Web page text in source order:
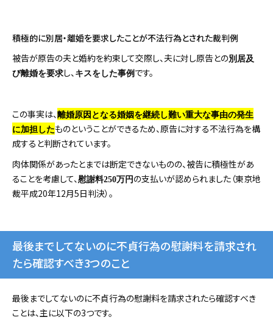
積極的に別居・離婚を要求したことが不法行為とされた裁判例
被告が原告の夫と婚約を約束して交際し、夫に対し原告との別居及
び離婚を要求し、 キスをした事例 です。
この事実は、離婚原因となる婚姻を継続し難い重大な事由の発生
に加担したものということができるため、原告に対する不法行為を構
成すると判断されています。
肉体関係があったとまでは断定できないものの、被告に積極性があ
ることを考慮して、慰謝料250万円 の支払いが認められました（東京地
裁平成20年12月5日判決）。
最後までしてないのに不貞行為の慰謝料を請求され
たら確認すべき3つのこと
最後までしてないのに不貞行為の慰謝料を請求されたら確認すべき
ことは、主に以下の3つです。